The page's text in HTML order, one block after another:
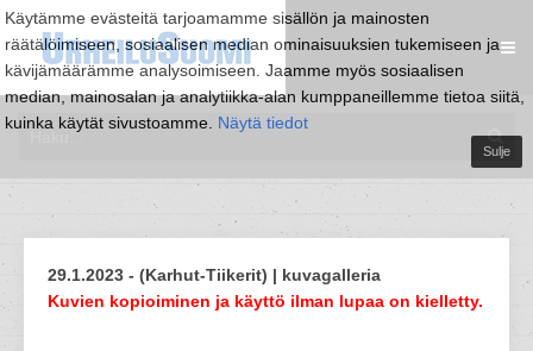
Käytämme evästeitä tarjoamamme sisällön ja mainosten
räätälöimiseen, sosiaalisen median ominaisuuksien tukemiseen ja
kävijämäärämme analysoimiseen. Jaamme myös sosiaalisen
median, mainosalan ja analytiikka-alan kumppaneillemme tietoa siitä,
kuinka käytät sivustoamme. Näytä tiedot
Sulje
29.1.2023 - (Karhut-Tiikerit) | kuvagalleria
Kuvien kopioiminen ja käyttö ilman lupaa on kielletty.